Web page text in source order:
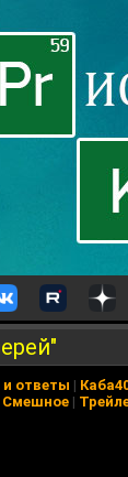
ответы |
Смешное|